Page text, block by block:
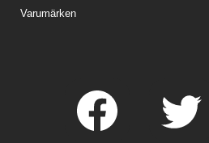
Varumärken